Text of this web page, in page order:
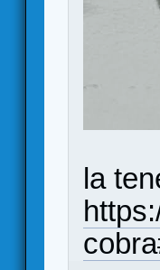
la